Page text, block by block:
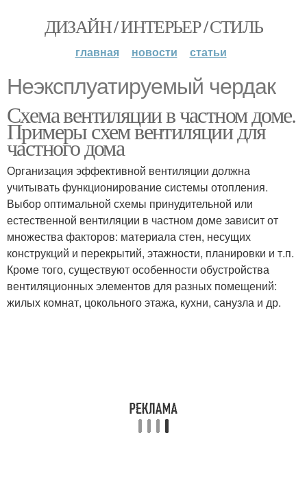
ДИЗАЙН / ИНТЕРЬЕР / СТИЛЬ
главная новости статьи
Неэксплуатируемый чердак
Схема вентиляции в частном доме.
Примеры схем вентиляции для
частного дома
Организация эффективной вентиляции должна
учитывать функционирование системы отопления.
Выбор оптимальной схемы принудительной или
естественной вентиляции в частном доме зависит от
множества факторов: материала стен, несущих
конструкций и перекрытий, этажности, планировки и т.п.
Кроме того, существуют особенности обустройства
вентиляционных элементов для разных помещений:
жилых комнат, цокольного этажа, кухни, санузла и др.